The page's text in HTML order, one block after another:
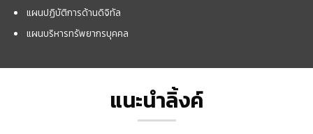
แผนปฏิบัติการด้านดิจิทัล
แผนบริหารทรัพยากรบุคคล
แนะนำลิ้งค์